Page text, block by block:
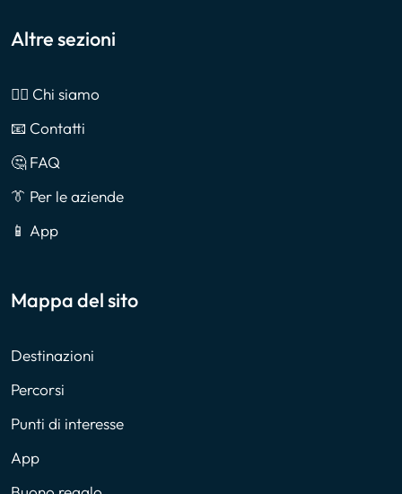
Altre sezioni
🙎‍♂️ Chi siamo
📧 Contatti
🤔 FAQ
👔 Per le aziende
📱 App
Mappa del sito
Destinazioni
Percorsi
Punti di interesse
App